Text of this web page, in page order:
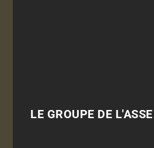
LE GROUPE DE L'ASSE